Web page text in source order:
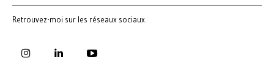
Retrouvez-moi sur les réseaux sociaux.